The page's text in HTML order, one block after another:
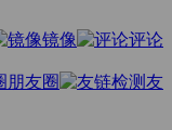
镜像
评论
朋友圈
友